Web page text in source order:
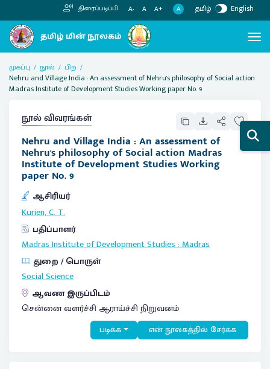
திரைப்படிப்பி A- A A+ A தமிழ் English
முகப்பு நூல்
பிற
Nehru and Village India : An assessment of Nehru's philosophy of Social action
Madras Institute of Development Studies Working paper No. 9
நூல் விவரங்கள்
Nehru and Village India : An assessment of
Nehru's philosophy of Social action Madras
Institute of Development Studies Working
paper No. 9
ஆசிரியர்
Kurien, C. T.
பதிப்பாளர்
Madras Institute of Development Studies:Madras
துறை / பொருள்
Social Science
ஆவண இருப்பிடம்
சென்னை வளர்ச்சி ஆராய்ச்சி நிறுவனம்
படிக்க என் நூலகத்தில் சேர்க்க